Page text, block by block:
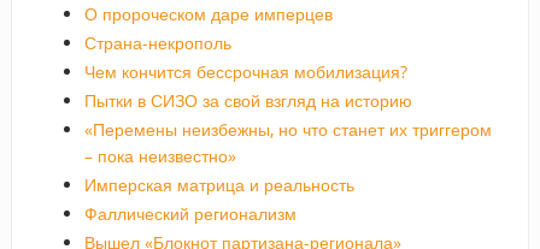
О пророческом даре имперцев
Страна-некрополь
Чем кончится бессрочная мобилизация?
Пытки в СИЗО за свой взгляд на историю
«Перемены неизбежны, но что станет их триггером
– пока неизвестно»
Имперская матрица и реальность
Фаллический регионализм
Вышел «Блокнот партизана-регионала»